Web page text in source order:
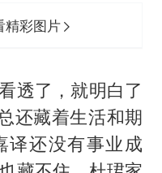
精彩图片
透了，就明白了
还藏着生活和期
译还没有事业成